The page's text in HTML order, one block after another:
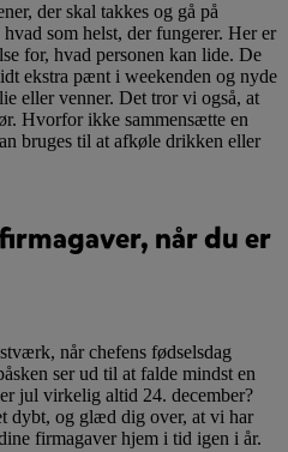
der skal takkes og gå på
som helst, der fungerer. Her er
for, hvad personen kan lide. De
ekstra pænt i weekenden og nyde
eller venner. Det tror vi også, at
Hvorfor ikke sammensætte en
bruges til at afkøle drikken eller
når du er
når chefens fødselsdag
ser ud til at falde mindst en
jul virkelig altid 24. december?
dybt, og glæd dig over, at vi har
firmagaver hjem i tid igen i år.